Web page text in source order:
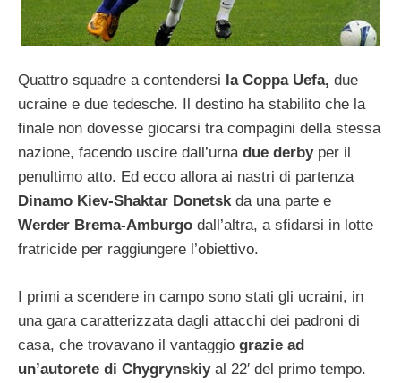
Quattro squadre a contendersi la Coppa Uefa, due
ucraine e due tedesche. Il destino ha stabilito che la
finale non dovesse giocarsi tra compagini della stessa
nazione, facendo uscire dall’urna due derbyper il
penultimo atto. Ed ecco allora ai nastri di partenza
Dinamo Kiev-Shaktar Donetsk da una parte e
Werder Brema-Amburgo dall’altra, a sfidarsi in lotte
fratricide per raggiungere l’obiettivo.
I primi a scendere in campo sono stati gli ucraini, in
una gara caratterizzata dagli attacchi dei padroni di
casa, che trovavano il vantaggio grazie ad
un’autorete di Chygrynskiyal 22′ del primo tempo.